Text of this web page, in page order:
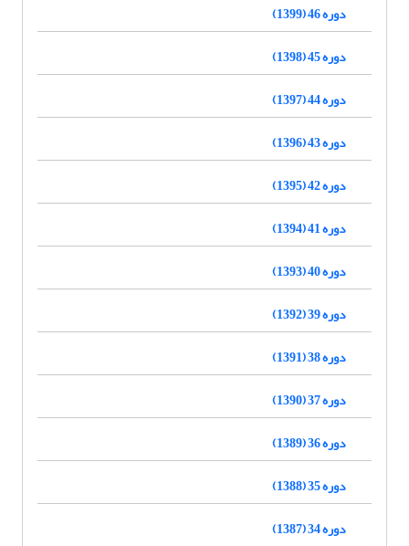
دوره 46 (1399)
دوره 45 (1398)
دوره 44 (1397)
دوره 43 (1396)
دوره 42 (1395)
دوره 41 (1394)
دوره 40 (1393)
دوره 39 (1392)
دوره 38 (1391)
دوره 37 (1390)
دوره 36 (1389)
دوره 35 (1388)
دوره 34 (1387)